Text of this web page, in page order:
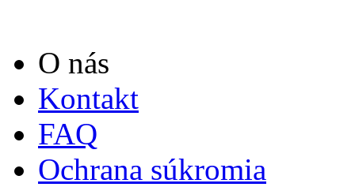
O nás
Kontakt
FAQ
Ochrana súkromia